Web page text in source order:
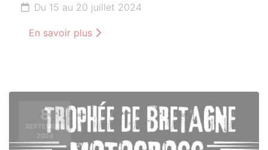
Du 15 au 20 juillet 2024
En savoir plus
8
SEPTEMBRE
2024